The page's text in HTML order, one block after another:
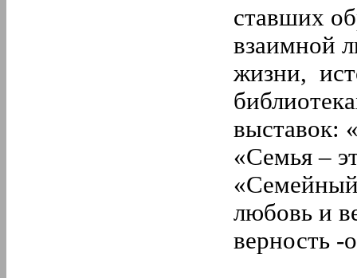
ставших
взаимной
жизни,
выставок:
«Семья –
любовь и
верность -